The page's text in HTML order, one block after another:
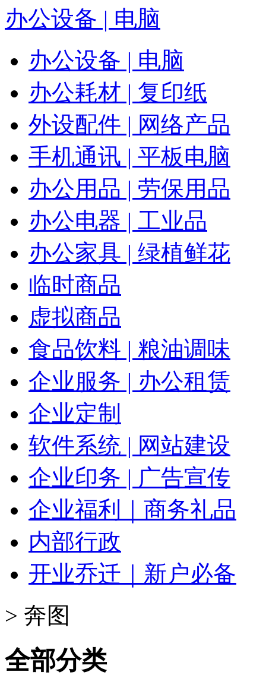
办公设备 | 电脑
办公设备 | 电脑
办公耗材 | 复印纸
外设配件 | 网络产品
手机通讯 | 平板电脑
办公用品 | 劳保用品
办公电器 | 工业品
办公家具 | 绿植鲜花
临时商品
虚拟商品
食品饮料 | 粮油调味
企业服务 | 办公租赁
企业定制
软件系统 | 网站建设
企业印务 | 广告宣传
企业福利｜商务礼品
内部行政
开业乔迁｜新户必备
> 奔图
全部分类